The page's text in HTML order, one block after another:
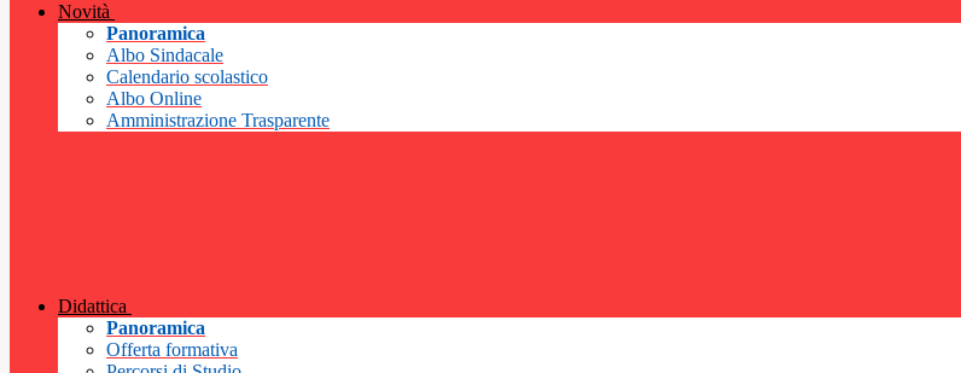
Novità
Panoramica
Albo Sindacale
Calendario scolastico
Albo Online
Amministrazione Trasparente
Didattica
Panoramica
Offerta formativa